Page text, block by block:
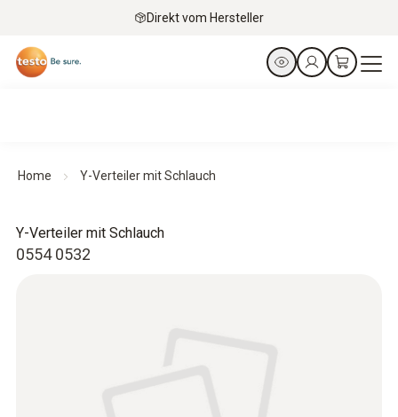
Direkt vom Hersteller
Home Y-Verteiler mit Schlauch
0554 0532
Y-Verteiler mit Schlauch